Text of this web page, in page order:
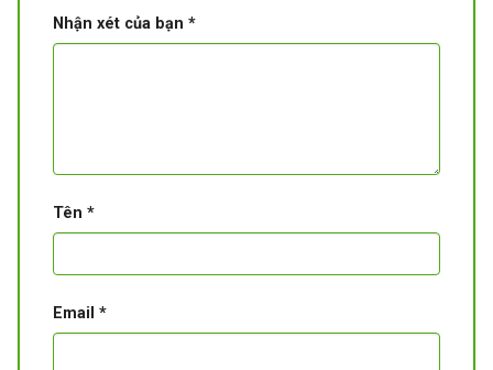
Nhận xét của bạn *
Tên *
Email *